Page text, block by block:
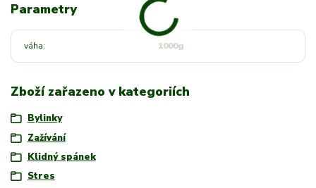
Parametry
váha 1000g
Zboží zařazeno v kategoriích
Bylinky
Zažívání
Klidný spánek
Stres